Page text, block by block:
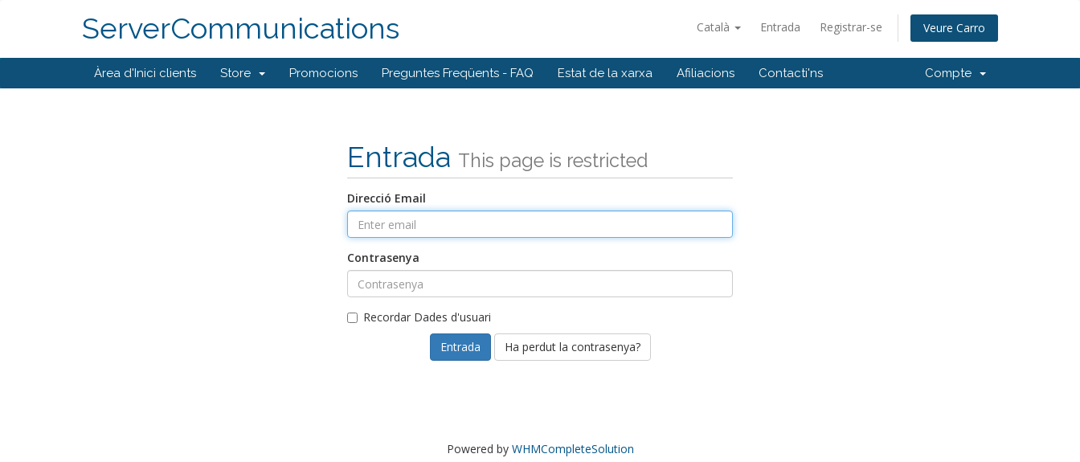
Català Entrada Registrar-se Veure Carro
ServerCommunications
Àrea d'Inici clients Store Promocions Preguntes Freqüents - FAQ Estat de la xarxa Afiliacions Contacti'ns Compte
Entrada This page is restricted
Direcció Email
Contrasenya
Recordar Dades d'usuari
Ha perdut la contrasenya?
Powered by WHMCompleteSolution